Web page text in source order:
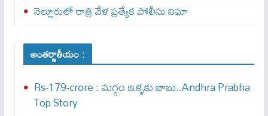
నెల్లూరులో రాత్రి వేళ ప్రత్యేక పోలీసు నిఘా
అంతర్జాతీయం :
Rs-179-crore : మ‌గ్గం ఇళ్ళ‌కు బాబు..Andhra Prabha
Top Story